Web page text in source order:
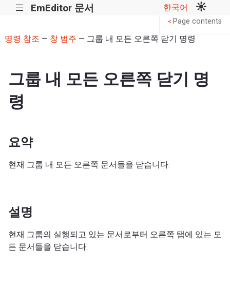
||| EmEditor 문서 한국어
명령 참조 — 창 범주 — 그룹 내 모든 오른쪽 닫기 명령
그룹 내 모든 오른쪽 닫기 명
령
요약
현재 그룹 내 모든 오른쪽 문서들을 닫습니다.
설명
현재 그룹의 실행되고 있는 문서로부터 오른쪽 탭에 있는 모
든 문서들을 닫습니다.
< Page contents